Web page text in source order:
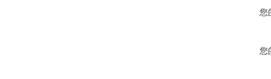
您
您